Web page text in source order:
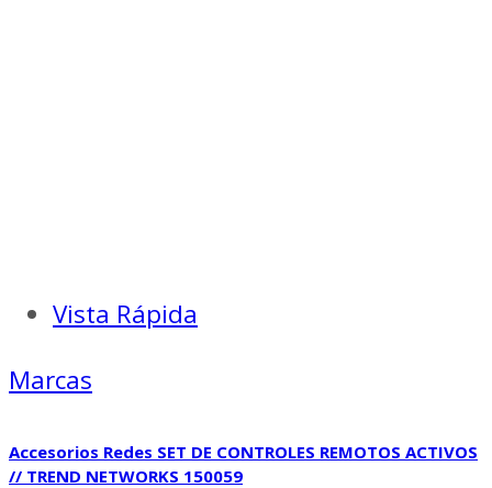
Vista Rápida
Marcas
Accesorios Redes SET DE CONTROLES REMOTOS ACTIVOS
// TREND NETWORKS 150059